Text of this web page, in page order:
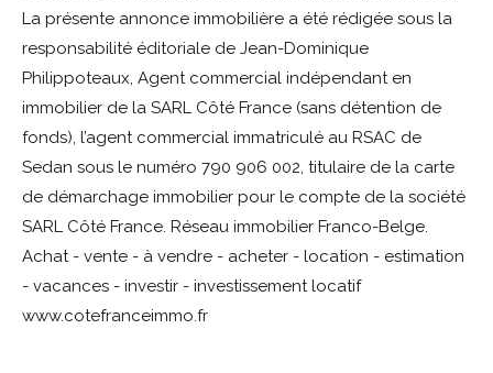
La présente annonce immobilière a été rédigée sous la
responsabilité éditoriale de Jean-Dominique
Philippoteaux, Agent commercial indépendant en
immobilier de la SARL Côté France (sans détention de
fonds), l’agent commercial immatriculé au RSAC de
Sedan sous le numéro 790 906 002, titulaire de la carte
de démarchage immobilier pour le compte de la société
SARL Côté France. Réseau immobilier Franco-Belge.
Achat - vente - à vendre - acheter - location - estimation
- vacances - investir - investissement locatif
www.cotefranceimmo.fr